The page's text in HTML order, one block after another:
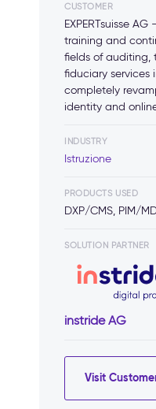
CUSTOMER
EXPERTsuisse
training and
fields of auditing,
fiduciary services
completely
identity and
INDUSTRY
Istruzione
PRODUCTS USED
DXP/CMS, PIM/
SOLUTION PARTNER
instride AG
Visit